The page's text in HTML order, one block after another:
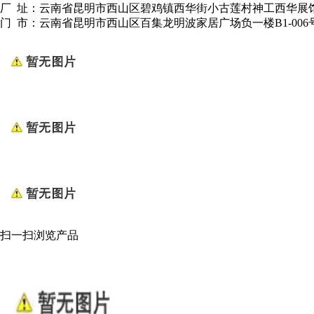
厂 址：云南省昆明市西山区碧鸡镇西华街小古莲村神工西华展
门 市：云南省昆明市西山区百集龙明波家居广场负一楼B1-006
扫一扫浏览产品